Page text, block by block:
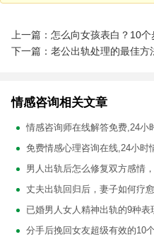
上一篇：怎么向女孩表白？10
下一篇：老公出轨处理的最佳方
情感咨询相关文章
情感咨询师在线解答免费,24小
免费情感心理咨询在线,24小时
男人出轨后怎么修复双方感情
丈夫出轨回归后，妻子如何疗
已婚男人女人精神出轨的9种表
分手后挽回女友超级有效的10